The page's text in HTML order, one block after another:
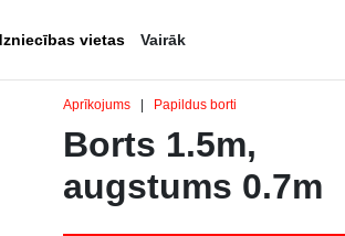
vietas Vairāk
Aprīkojums| Papildus borti
Borts 1.5m,
augstums 0.7m